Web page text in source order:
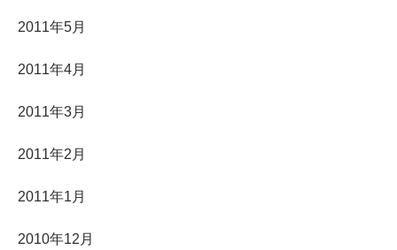
2011年5月
2011年4月
2011年3月
2011年2月
2011年1月
2010年12月